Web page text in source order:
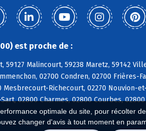
optimale du site, pour récolter
changer d'avis à tout moment en
est proche de :
59127 Malincourt, 59238 Maretz, 59142
02700 Condren, 02700
Richecourt, 02270 Nouvion-
02800 Charmes, 02800 Courbes,